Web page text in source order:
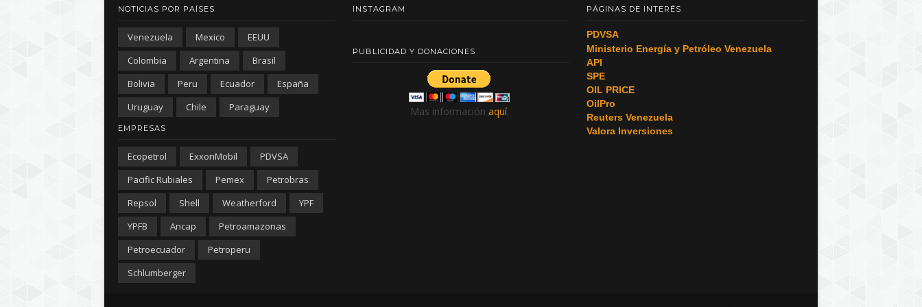
NOTICIAS POR PAÍSES
Venezuela Mexico
EEUU
Colombia
Argentina
Brasil
Bolivia
Peru Ecuador
España
Uruguay
Chile Paraguay
EMPRESAS
Ecopetrol ExxonMobil
PDVSA
Pacific Rubiales
Pemex
Petrobras
Repsol
Shell Weatherford
YPF
YPFB
Ancap
Petroamazonas
Petroecuador
Petroperu
Schlumberger
INSTAGRAM
PUBLICIDAD Y DONACIONES
Mas información aquí.
PÁGINAS DE INTERÉS
PDVSA
Ministerio Energía y Petróleo Venezuela
API
SPE
OIL PRICE
OilPro
Reuters Venezuela
Valora Inversiones